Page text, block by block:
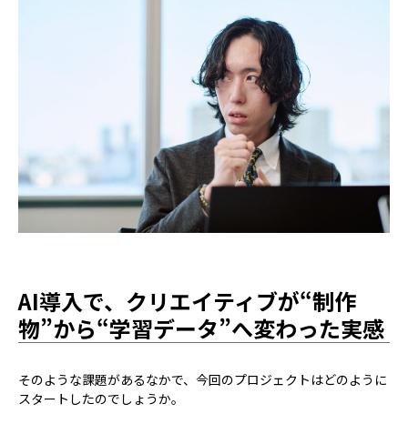
AI導入で、クリエイティブが“制作
物”から“学習データ”へ変わった実感
――そのような課題があるなかで、今回のプロジェクトはどのように
スタートしたのでしょうか。